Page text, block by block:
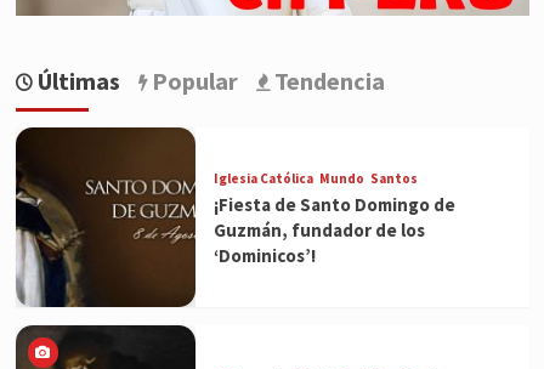
Últimas Popular Tendencia
Iglesia Católica Mundo Santos
¡Fiesta de Santo Domingo de
Guzmán, fundador de los
‘Dominicos’!